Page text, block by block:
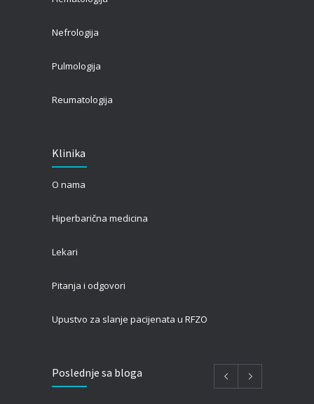
Nefrologija
Pulmologija
Reumatologija
Klinika
O nama
Hiperbarična medicina
Lekari
Pitanja i odgovori
Upustvo za slanje pacijenata u RFZO
Poslednje sa bloga